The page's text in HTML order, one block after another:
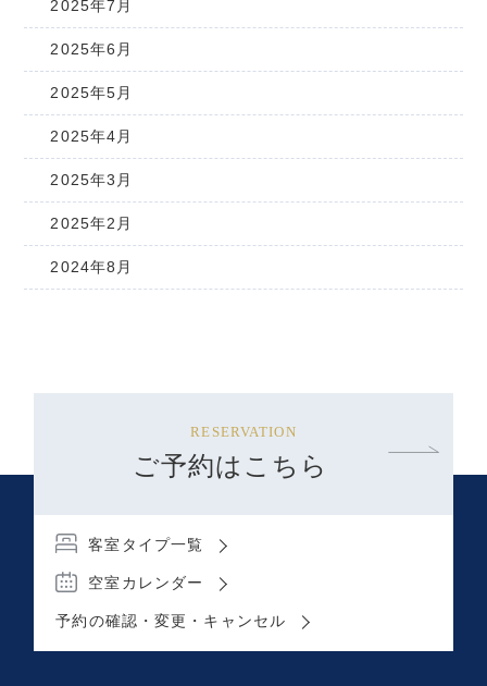
2025年7月
2025年6月
2025年5月
2025年4月
2025年3月
2025年2月
2024年8月
ご予約はこちら
RESERVATION
客室タイプ一覧
空室カレンダー
予約の確認・変更・キャンセル